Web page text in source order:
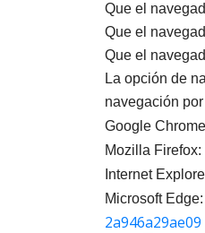
Que el
Que el
Que el
La opción de
navegación
Google
Mozilla Firefox:
Internet
Microsoft Edge:
2a946a29ae09